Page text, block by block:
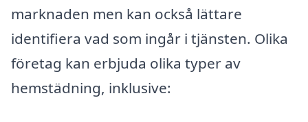
marknaden men kan också lättare
identifiera vad som ingår i tjänsten. Olika
företag kan erbjuda olika typer av
hemstädning, inklusive: